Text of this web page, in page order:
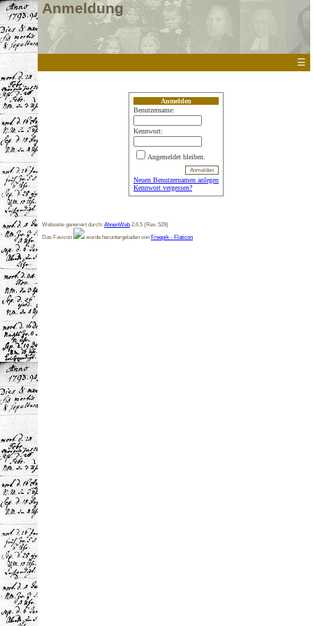
Anmeldung
☰
Anmelden
Benutzername:
Kennwort:
Angemeldet bleiben.
Neuen Benutzernamen anlegen
Kennwort vergessen?
Webseite generiert durch: AhnenWeb 2.6.5 (Rev. 529)
Das Favicon
wurde heruntergeladen von Freepik - Flaticon